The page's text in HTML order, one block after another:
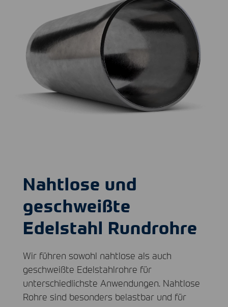
Nahtlose und
geschweißte
Edelstahl Rundrohre
Wir führen sowohl nahtlose als auch
geschweißte Edelstahlrohre für
unterschiedlichste Anwendungen. Nahtlose
Rohre sind besonders belastbar und für